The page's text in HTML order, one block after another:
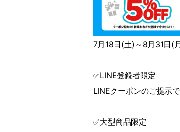
7月18日(土)～8月31日(
✅LINE登録者限定
LINEクーポンのご提示
✅大型商品限定